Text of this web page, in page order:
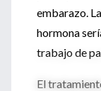
embarazo.
hormona
trabajo de
El